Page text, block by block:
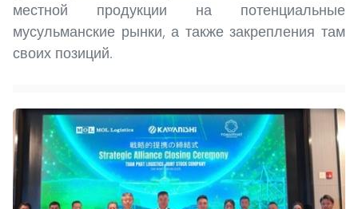
местной продукции на потенциальные
мусульманские рынки, а также закрепления там
своих позиций.